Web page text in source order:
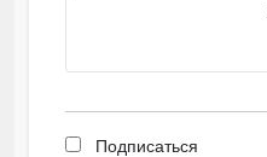
Подписаться